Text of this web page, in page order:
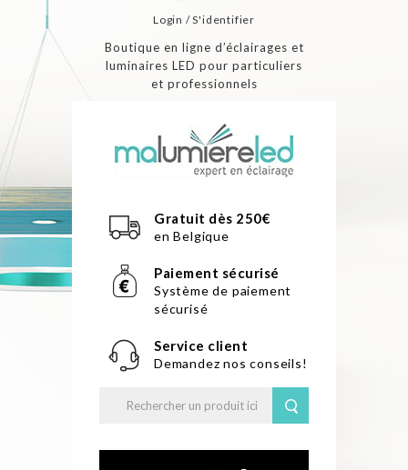
Login / S'identifier
Boutique en ligne d’éclairages et
luminaires LED pour particuliers
et professionnels
Gratuit dès 250€
en Belgique
Paiement sécurisé
Système de paiement
sécurisé
Service client
Demandez nos conseils!